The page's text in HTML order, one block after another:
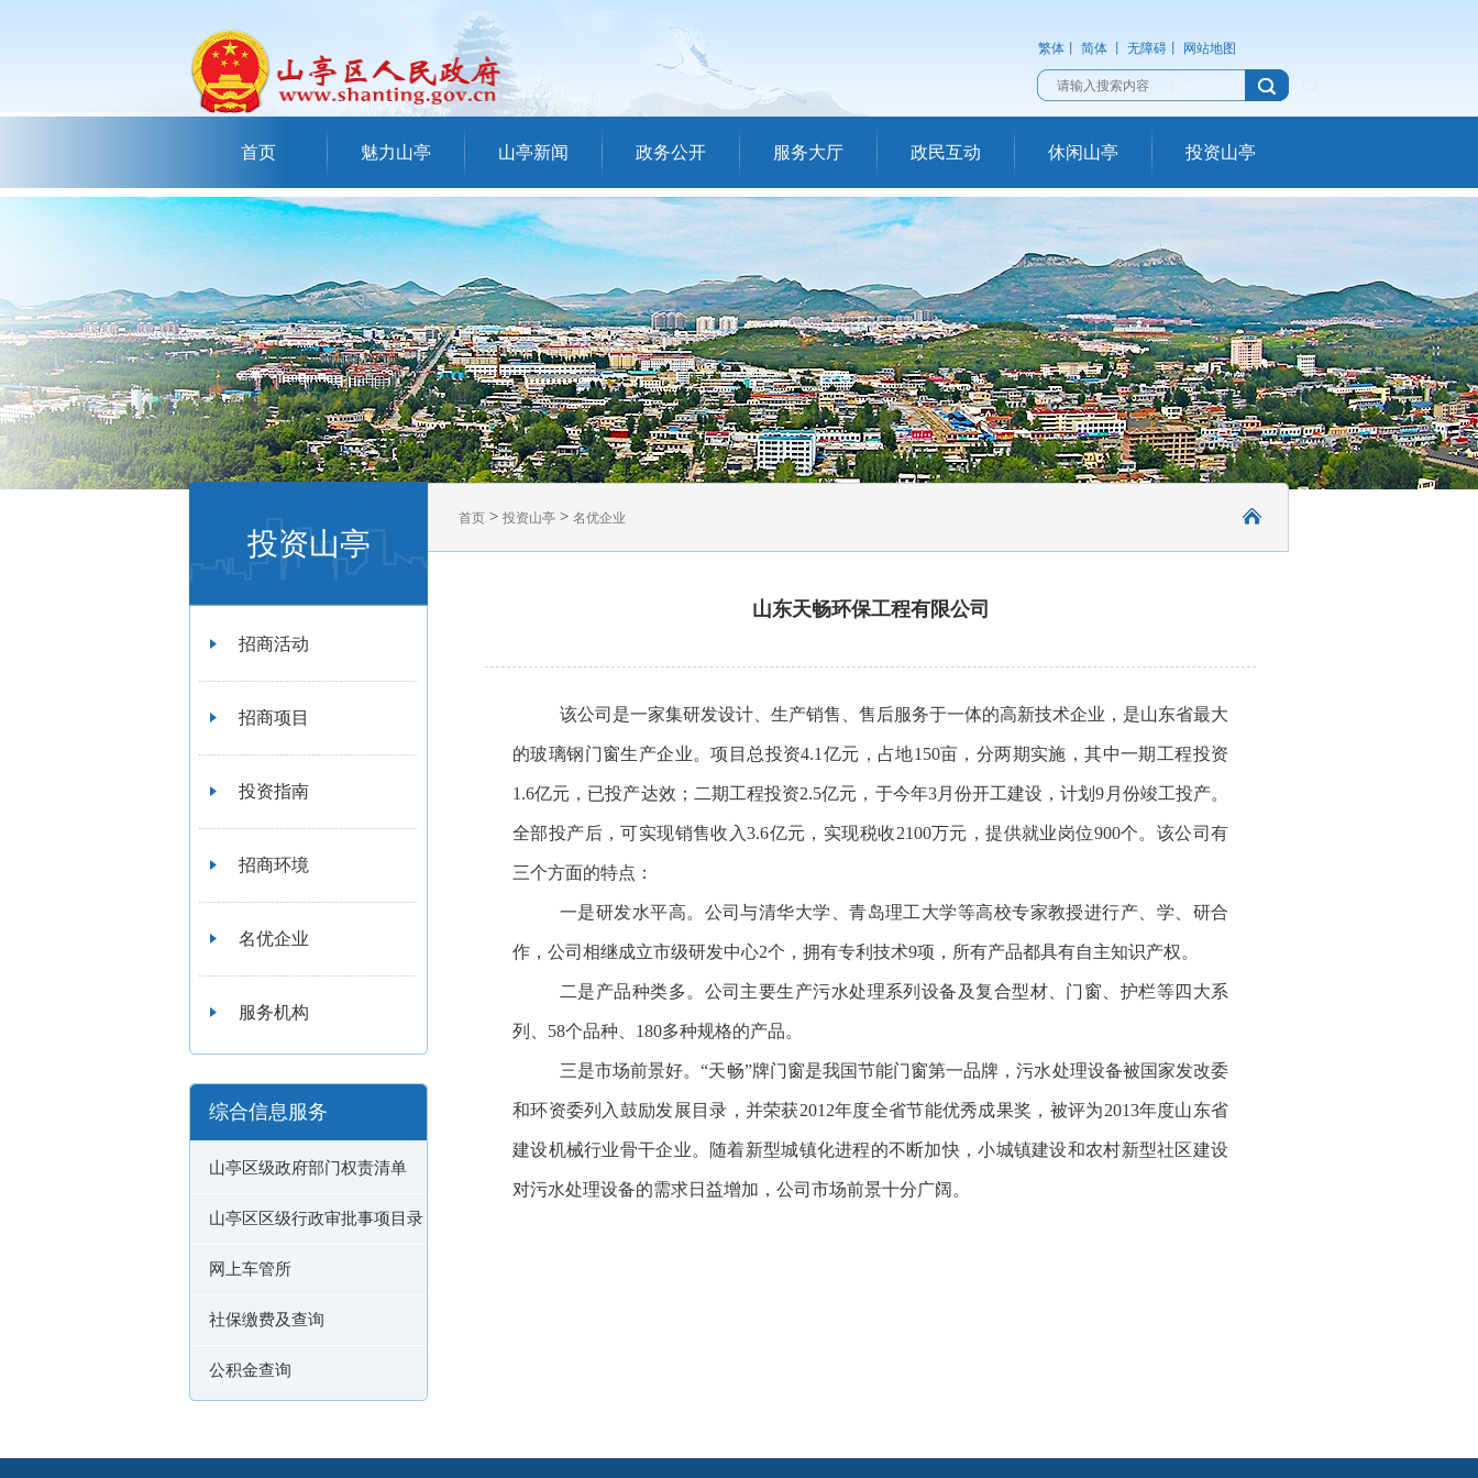
繁体 简体 无障碍 网站地图
首页 魅力山亭 山亭新闻 政务公开 服务大厅 政民互动 休闲山亭 投资山亭
投资山亭
招商活动
招商项目
投资指南
招商环境
名优企业
服务机构
综合信息服务
山亭区级政府部门权责清单
山亭区区级行政审批事项目录
网上车管所
社保缴费及查询
公积金查询
首页 > 投资山亭 > 名优企业
山东天畅环保工程有限公司
该公司是一家集研发设计、生产销售、售后服务于一体的高新技术企业，是山东省最大
的玻璃钢门窗生产企业。项目总投资4.1亿元，占地150亩，分两期实施，其中一期工程投资
1.6亿元，已投产达效；二期工程投资2.5亿元，于今年3月份开工建设，计划9月份竣工投产。
全部投产后，可实现销售收入3.6亿元，实现税收2100万元，提供就业岗位900个。该公司有
三个方面的特点：
一是研发水平高。公司与清华大学、青岛理工大学等高校专家教授进行产、学、研合
作，公司相继成立市级研发中心2个，拥有专利技术9项，所有产品都具有自主知识产权。
二是产品种类多。公司主要生产污水处理系列设备及复合型材、门窗、护栏等四大系
列、58个品种、180多种规格的产品。
三是市场前景好。“天畅”牌门窗是我国节能门窗第一品牌，污水处理设备被国家发改委
和环资委列入鼓励发展目录，并荣获2012年度全省节能优秀成果奖，被评为2013年度山东省
建设机械行业骨干企业。随着新型城镇化进程的不断加快，小城镇建设和农村新型社区建设
对污水处理设备的需求日益增加，公司市场前景十分广阔。